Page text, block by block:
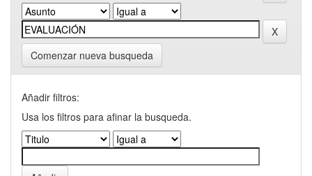
Comenzar nueva busqueda
Añadir filtros:
Usa los filtros para afinar la busqueda.